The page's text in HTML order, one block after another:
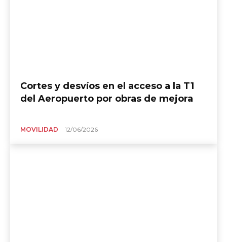
Cortes y desvíos en el acceso a la T1
del Aeropuerto por obras de mejora
MOVILIDAD 12/06/2026